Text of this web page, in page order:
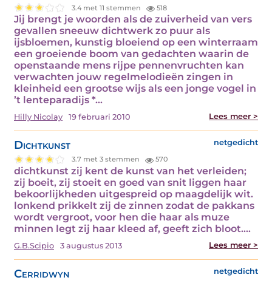
3.4 met 11 stemmen 518
Jij brengt je woorden als de zuiverheid van vers
gevallen sneeuw dichtwerk zo puur als
ijsbloemen, kunstig bloeiend op een winterraam
een groeiende boom van gedachten waarin de
openstaande mens rijpe pennenvruchten kan
verwachten jouw regelmelodieën zingen in
kleinheid een grootse wijs als een jonge vogel in
’t lenteparadijs *…
Hilly Nicolay 19 februari 2010 Lees meer >
Dichtkunst netgedicht
3.7 met 3 stemmen 570
dichtkunst zij kent de kunst van het verleiden;
zij boeit, zij stoeit en goed van snit liggen haar
bekoorlijkheden uitgespreid op maagdelijk wit.
lonkend prikkelt zij de zinnen zodat de pakkans
wordt vergroot, voor hen die haar als muze
minnen legt zij haar kleed af, geeft zich bloot.…
G.B.Scipio 3 augustus 2013 Lees meer >
Cerridwyn netgedicht